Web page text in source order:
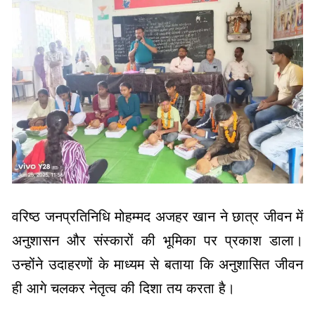
वरिष्ठ जनप्रतिनिधि मोहम्मद अजहर खान ने छात्र जीवन में
उन्होंने उदाहरणों के माध्यम से बताया कि अनुशासित जीवन
ही आगे चलकर नेतृत्व की दिशा तय करता है।
सरपंच प्रतिनिधि लोचन सिंह (ग्राम पंचायत आमागोहन) ने